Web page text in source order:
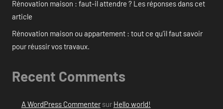
Rénovation maison : faut-il attendre ? Les réponses dans cet
article
Rénovation maison ou appartement : tout ce qu’il faut savoir
pour réussir vos travaux.
Recent Comments
A WordPress Commentersur Hello world!